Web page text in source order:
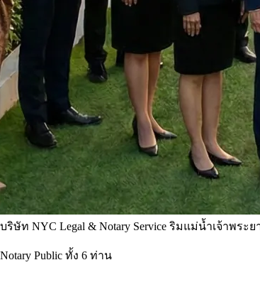
ริษัท NYC Legal & Notary Service ริมแม่น้ำเจ้าพระ
Public ทั้ง 6 ท่าน